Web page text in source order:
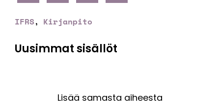
IFRS, Kirjanpito
Uusimmat sisällöt
Lisää samasta aiheesta